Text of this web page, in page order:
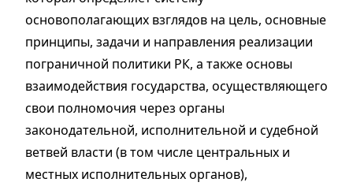
основополагающих взглядов на цель, основные
принципы, задачи и направления реализации
пограничной политики РК, а также основы
взаимодействия государства, осуществляющего
свои полномочия через органы
законодательной, исполнительной и судебной
ветвей власти (в том числе центральных и
местных исполнительных органов),